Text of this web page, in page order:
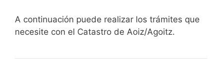
A continuación puede realizar los trámites que
necesite con el Catastro de Aoiz/Agoitz.